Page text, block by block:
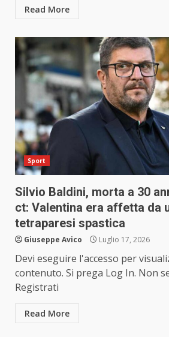
Read More
Sport
Silvio Baldini, morta a 30
ct: Valentina era affetta da
tetraparesi spastica
Giuseppe Avico Luglio 17, 2026
Devi eseguire l'accesso per
contenuto. Si prega Log In. Non
Registrati
Read More